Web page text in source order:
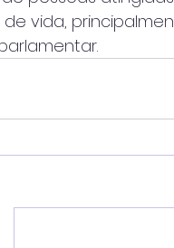
vida,